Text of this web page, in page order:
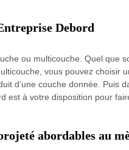
Debord
ou multicouche. Quel que
vous pouvez choisir
d’une couche donnée. Puis
est à votre disposition pour
abordables au